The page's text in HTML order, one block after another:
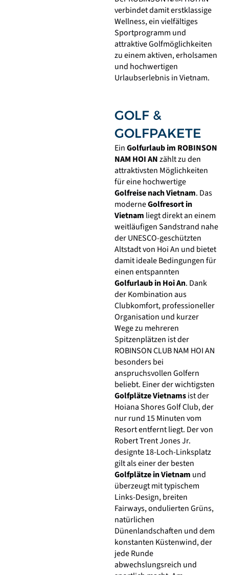
verbindet damit erstklassige
Wellness, ein vielfältiges
Sportprogramm und
attraktive Golfmöglichkeiten
zu einem aktiven, erholsamen
und hochwertigen
Urlaubserlebnis in Vietnam.
GOLF &
GOLFPAKETE
EinGolfurlaub im ROBINSON
NAM HOI ANzählt zu den
attraktivsten Möglichkeiten
für eine hochwertige
Golfreise nach Vietnam. Das
moderneGolfresort in
Vietnam liegt direkt an einem
weitläufigen Sandstrand nahe
der UNESCO-geschützten
Altstadt von Hoi An und bietet
damit ideale Bedingungen für
einen entspannten
Golfurlaub in Hoi An. Dank
der Kombination aus
Clubkomfort, professioneller
Organisation und kurzer
Wege zu mehreren
Spitzenplätzen ist der
ROBINSON CLUB NAM HOI AN
besonders bei
anspruchsvollen Golfern
beliebt. Einer der wichtigsten
Golfplätze Vietnamsist der
Hoiana Shores Golf Club, der
nur rund 15 Minuten vom
Resort entfernt liegt. Der von
Robert Trent Jones Jr.
designte 18-Loch-Linksplatz
gilt als einer der besten
Golfplätze in Vietnam und
überzeugt mit typischem
Links-Design, breiten
Fairways, ondulierten Grüns,
natürlichen
Dünenlandschaften und dem
konstanten Küstenwind, der
jede Runde
abwechslungsreich und